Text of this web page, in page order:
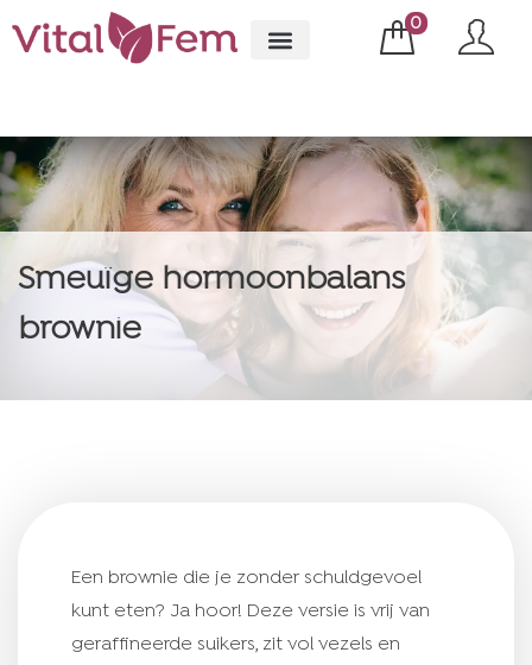
0
Smeuïge hormoonbalans
brownie
Een brownie die je zonder schuldgevoel
kunt eten? Ja hoor! Deze versie is vrij van
geraffineerde suikers, zit vol vezels en